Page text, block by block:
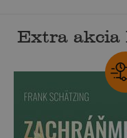
Extra akcia